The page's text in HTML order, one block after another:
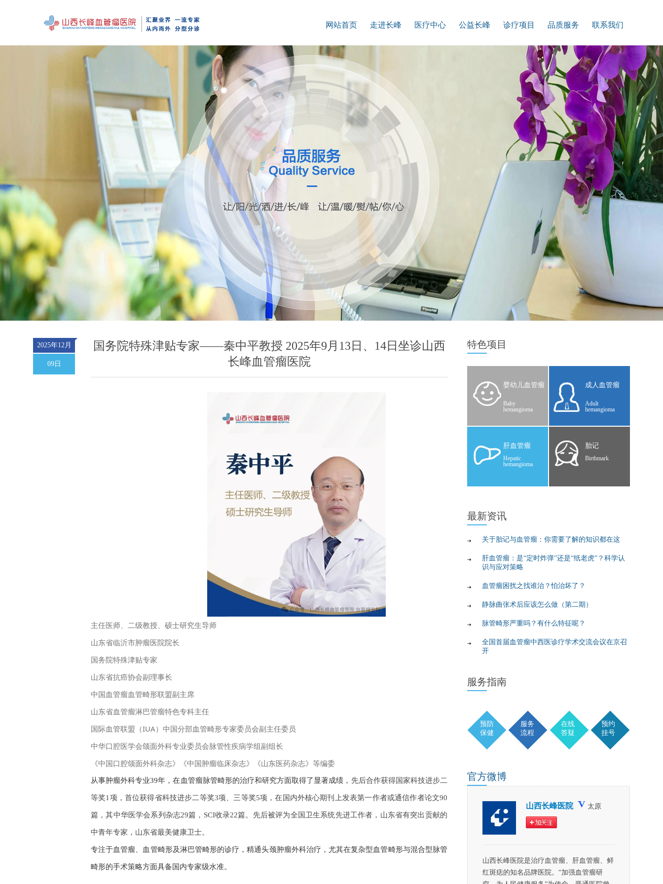
网站首页 走进长峰
患者反馈
服务理念
长峰荣誉
医院介绍
医疗中心 公益长峰 诊疗项目
血管瘤
胎记
脉管畸形
下肢静脉曲张
下肢动脉闭塞
血管通络维护
乳腺疾病
品质服务
科普讲座
在线答疑
专题
联系我们
预约挂号
来院路线
投诉建议
招聘通道
加入我们
联系方式
2025年12月
09日
国务院特殊津贴专家——秦中平教授 2025年9月13日、14日坐诊山西
长峰血管瘤医院
主任医师、二级教授、硕士研究生导师
山东省临沂市肿瘤医院院长
国务院特殊津贴专家
山东省抗癌协会副理事长
中国血管瘤血管畸形联盟副主席
山东省血管瘤淋巴管瘤特色专科主任
国际血管联盟（IUA）中国分部血管畸形专家委员会副主任委员
中华口腔医学会颌面外科专业委员会脉管性疾病学组副组长
《中国口腔颌面外科杂志》《中国肿瘤临床杂志》《山东医药杂志》等编委
从事肿瘤外科专业39年，在血管瘤脉管畸形的治疗和研究方面取得了显著成绩， 先后合作获得国家科技进步二
等奖1项，首位获得省科技进步二等奖3项、三等奖5项，在国内外核心期刊上发表第一作者或通信作者论文90
篇，其中华医学会系列杂志29篇，SCI收录22篇。先后被评为全国卫生系统先进工作者，山东省有突出贡献的
中青年专家，山东省最美健康卫士。
专注于血管瘤、血管畸形及淋巴管畸形的诊疗，精通头颈肿瘤外科治疗，尤其在复杂型血管畸形与混合型脉管
畸形的手术策略方面具备国内专家级水准。
特色项目
婴幼儿血管瘤
Baby
hemangioma
成人血管瘤
Adult
hemangioma
肝血管瘤
Hepatic
hemangioma
胎记
Birthmark
最新资讯
关于胎记与血管瘤：你需要了解的知识都在这
肝血管瘤：是“定时炸弹”还是“纸老虎”？科学认
识与应对策略
血管瘤困扰之找谁治？怕治坏了？
静脉曲张术后应该怎么做（第二期）
脉管畸形严重吗？有什么特征呢？
全国首届血管瘤中西医诊疗学术交流会议在京召
开
服务指南
预防
保健
服务
流程
在线
答疑
预约
挂号
官方微博
山西长峰医院 太原
山西长峰医院是治疗血管瘤、肝血管瘤、鲜
红斑痣的知名品牌医院。“加强血管瘤研